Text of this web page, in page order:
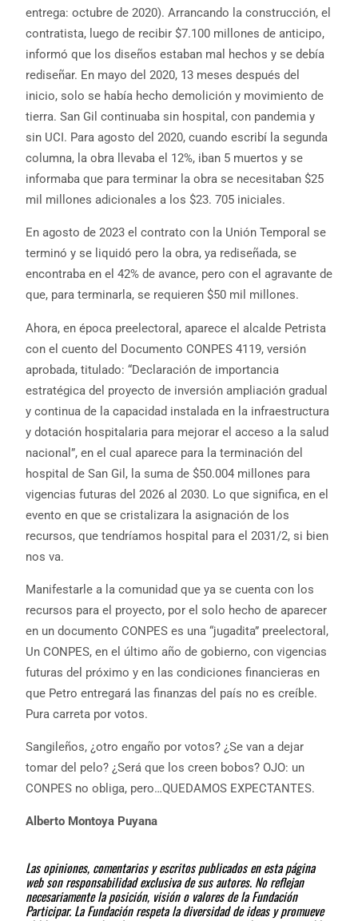
entrega: octubre de 2020). Arrancando la construcción, el
contratista, luego de recibir $7.100 millones de anticipo,
informó que los diseños estaban mal hechos y se debía
rediseñar. En mayo del 2020, 13 meses después del
inicio, solo se había hecho demolición y movimiento de
tierra. San Gil continuaba sin hospital, con pandemia y
sin UCI. Para agosto del 2020, cuando escribí la segunda
columna, la obra llevaba el 12%, iban 5 muertos y se
informaba que para terminar la obra se necesitaban $25
mil millones adicionales a los $23. 705 iniciales.
En agosto de 2023 el contrato con la Unión Temporal se
terminó y se liquidó pero la obra, ya rediseñada, se
encontraba en el 42% de avance, pero con el agravante de
que, para terminarla, se requieren $50 mil millones.
Ahora, en época preelectoral, aparece el alcalde Petrista
con el cuento del Documento CONPES 4119, versión
aprobada, titulado: “Declaración de importancia
estratégica del proyecto de inversión ampliación gradual
y continua de la capacidad instalada en la infraestructura
y dotación hospitalaria para mejorar el acceso a la salud
nacional”, en el cual aparece para la terminación del
hospital de San Gil, la suma de $50.004 millones para
vigencias futuras del 2026 al 2030. Lo que significa, en el
evento en que se cristalizara la asignación de los
recursos, que tendríamos hospital para el 2031/2, si bien
nos va.
Manifestarle a la comunidad que ya se cuenta con los
recursos para el proyecto, por el solo hecho de aparecer
en un documento CONPES es una “jugadita” preelectoral,
Un CONPES, en el último año de gobierno, con vigencias
futuras del próximo y en las condiciones financieras en
que Petro entregará las finanzas del país no es creíble.
Pura carreta por votos.
Sangileños, ¿otro engaño por votos? ¿Se van a dejar
tomar del pelo? ¿Será que los creen bobos? OJO: un
CONPES no obliga, pero…QUEDAMOS EXPECTANTES.
Alberto Montoya Puyana
Las opiniones, comentarios y escritos publicados en esta página
web son responsabilidad exclusiva de sus autores. No reflejan
necesariamente la posición, visión o valores de la Fundación
Participar. La Fundación respeta la diversidad de ideas y promueve